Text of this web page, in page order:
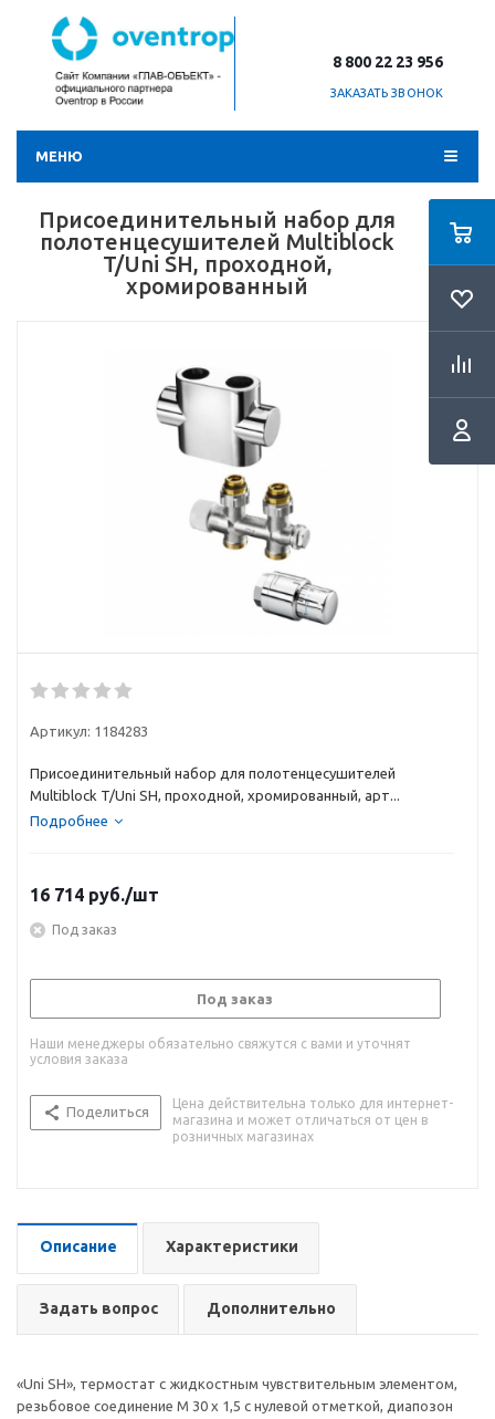
8 800 22 23 956
ЗАКАЗАТЬ ЗВОНОК
МЕНЮ
Присоединительный набор для
полотенцесушителей Multiblock
T/Uni SH, проходной,
хромированный
Артикул: 1184283
Присоединительный набор для полотенцесушителей
Multiblock T/Uni SH, проходной, хромированный, арт...
Подробнее
16 714 руб./шт
Под заказ
Под заказ
Наши менеджеры обязательно свяжутся с вами и уточнят
условия заказа
Поделиться
Цена действительна только для интернет-
магазина и может отличаться от цен в
розничных магазинах
Описание Характеристики
Задать вопрос Дополнительно
«Uni SH», термостат с жидкостным чувствительным элементом,
резьбовое соединение M 30 x 1,5 с нулевой отметкой, диапозон